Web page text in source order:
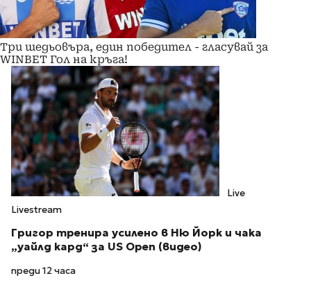
Три шедьовъра, един победител - гласувай за
WINBET Гол на кръга!
Live
Livestream
Григор тренира усилено в Ню Йорк и чака
„уайлд кард“ за US Open (видео)
преди 12 часа